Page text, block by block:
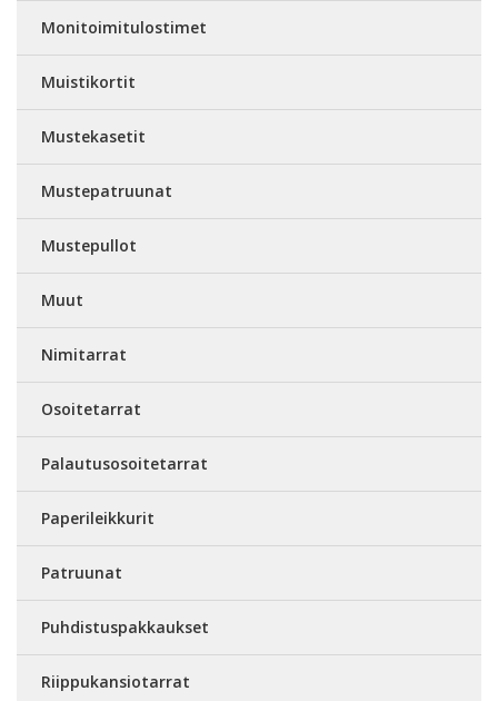
Monitoimitulostimet
Muistikortit
Mustekasetit
Mustepatruunat
Mustepullot
Muut
Nimitarrat
Osoitetarrat
Palautusosoitetarrat
Paperileikkurit
Patruunat
Puhdistuspakkaukset
Riippukansiotarrat